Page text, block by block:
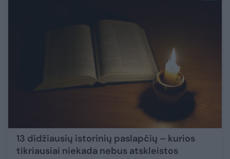
13 didžiausių istorinių paslapčių – kurios
tikriausiai niekada nebus atskleistos